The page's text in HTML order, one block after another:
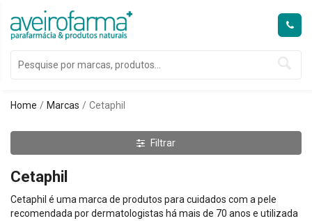
Home Marcas Cetaphil
Filtrar
Cetaphil
Cetaphil é uma marca de produtos para cuidados com a pele
recomendada por dermatologistas há mais de 70 anos e utilizada